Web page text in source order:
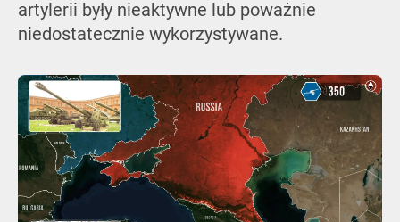
artylerii były nieaktywne lub poważnie
niedostatecznie wykorzystywane.